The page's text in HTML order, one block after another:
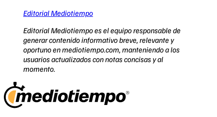
Editorial Mediotiempo
Editorial Mediotiempo es el equipo responsable de
generar contenido informativo breve, relevante y
oportuno en mediotiempo.com, manteniendo a los
usuarios actualizados con notas concisas y al
momento.